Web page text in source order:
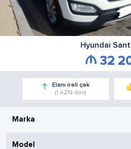
Hyundai
32
Elanı irəli çək
(1 AZN-dən)
Marka
Model